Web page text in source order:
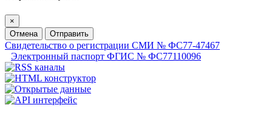
×
Отмена
Отправить
Свидетельство о регистрации СМИ № ФС77-47467
Электронный паспорт ФГИС № ФС77110096